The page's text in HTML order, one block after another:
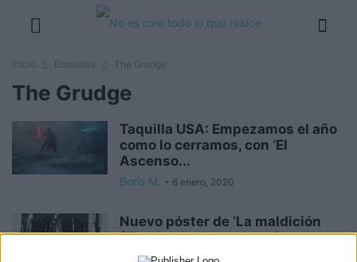
Inicio Etiquetas The Grudge
The Grudge
Taquilla USA: Empezamos el año
como lo cerramos, con ‘El
Ascenso...
Boris M. - 6 enero, 2020
Nuevo póster de ‘La maldición
(The Grudge)’ con lo más
icónico...